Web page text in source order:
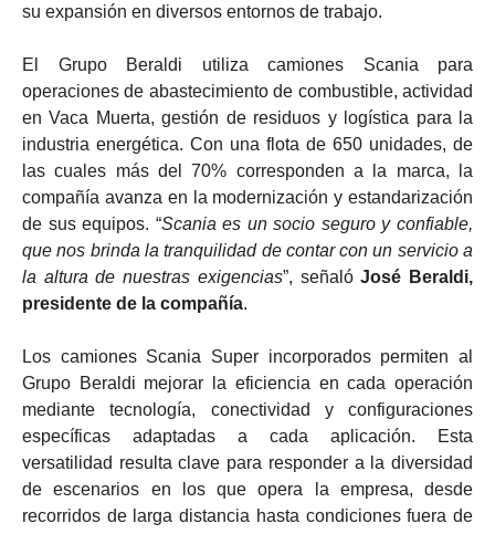
su expansión en diversos entornos de trabajo.
El Grupo Beraldi utiliza camiones Scania para
operaciones de abastecimiento de combustible, actividad
en Vaca Muerta, gestión de residuos y logística para la
industria energética. Con una flota de 650 unidades, de
las cuales más del 70% corresponden a la marca, la
compañía avanza en la modernización y estandarización
de sus equipos. “Scania es un socio seguro y confiable,
que nos brinda la tranquilidad de contar con un servicio a
la altura de nuestras exigencias”, señalóJosé Beraldi,
presidente de la compañía.
Los camiones Scania Super incorporados permiten al
Grupo Beraldi mejorar la eficiencia en cada operación
mediante tecnología, conectividad y configuraciones
específicas adaptadas a cada aplicación. Esta
versatilidad resulta clave para responder a la diversidad
de escenarios en los que opera la empresa, desde
recorridos de larga distancia hasta condiciones fuera de